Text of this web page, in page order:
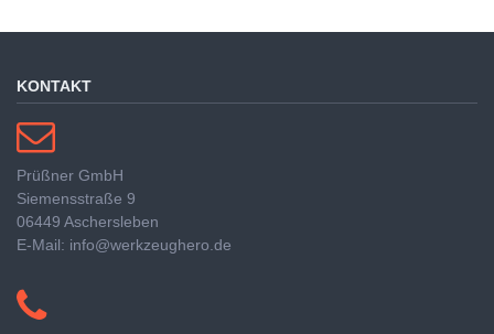
KONTAKT
Prüßner GmbH
Siemensstraße 9
06449 Aschersleben
E-Mail: info@werkzeughero.de